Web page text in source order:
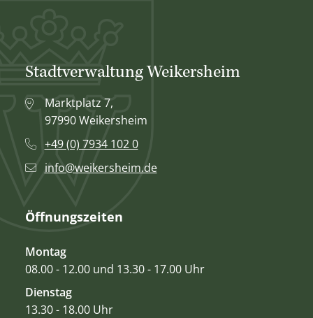
Stadtverwaltung Weikersheim
Marktplatz 7,
97990 Weikersheim
+49 (0) 7934 102 0
info@weikersheim.de
Öffnungszeiten
Montag
08.00 - 12.00 und 13.30 - 17.00 Uhr
Dienstag
13.30 - 18.00 Uhr